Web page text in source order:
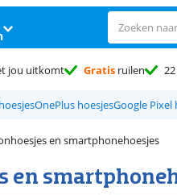
jou uitkomt Gratis ruilen
OnePlus hoesjesGoogle Pixel
en smartphonehoesjes
en